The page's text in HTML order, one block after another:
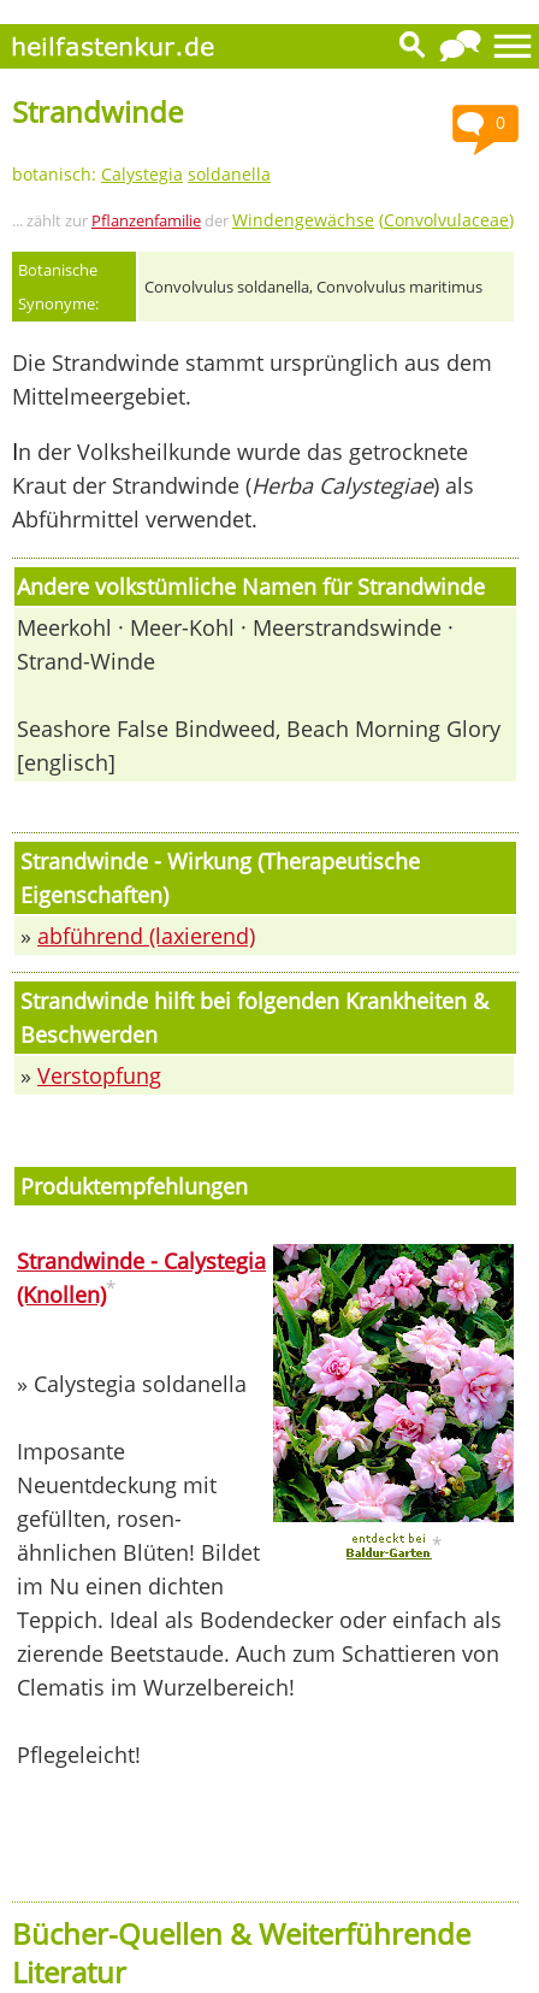
0
Strandwinde
botanisch: Calystegia soldanella
... zählt zur Pflanzenfamilie derWindengewächse (Convolvulaceae)
Botanische
Synonyme:
Convolvulus soldanella, Convolvulus maritimus
Die Strandwinde stammt ursprünglich aus dem
Mittelmeergebiet.
In der Volksheilkunde wurde das getrocknete
Kraut der Strandwinde (Herba Calystegiae) als
Abführmittel verwendet.
Andere volkstümliche Namen für Strandwinde
Meerkohl · Meer-Kohl · Meerstrandswinde ·
Strand-Winde
Seashore False Bindweed, Beach Morning Glory
[englisch]
Strandwinde - Wirkung (Therapeutische
Eigenschaften)
» abführend (laxierend)
Strandwinde hilft bei folgenden Krankheiten &
Beschwerden
» Verstopfung
Produktempfehlungen
*
Strandwinde - Calystegia
(Knollen)*
» Calystegia soldanella
Imposante
Neuentdeckung mit
gefüllten, rosen-
ähnlichen Blüten! Bildet
im Nu einen dichten
Teppich. Ideal als Bodendecker oder einfach als
zierende Beetstaude. Auch zum Schattieren von
Clematis im Wurzelbereich!
Pflegeleicht!
Bücher-Quellen & Weiterführende
Literatur